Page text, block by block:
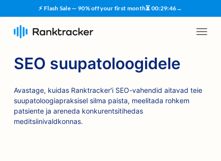
⚡ Flash Sale — 90% off your first month⏳ 00:29:45→
SEO suupatoloogidele
Avastage, kuidas Ranktracker'i SEO-vahendid aitavad teie
suupatoloogiapraksisel silma paista, meelitada rohkem
patsiente ja areneda konkurentsitihedas
meditsiinivaldkonnas.